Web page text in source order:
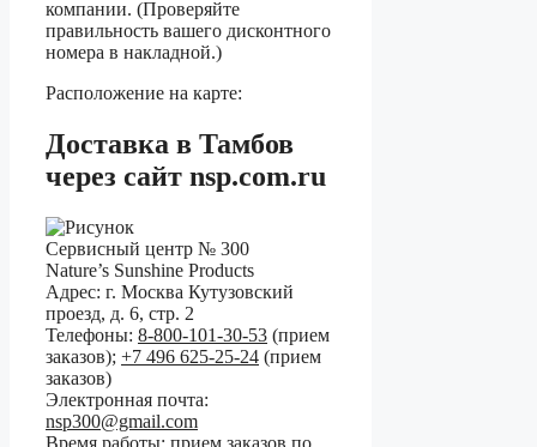
компании. (Проверяйте
правильность вашего дисконтного
номера в накладной.)
Расположение на карте:
Доставка в Тамбов
через сайт nsp.com.ru
Сервисный центр № 300
Nature’s Sunshine Products
Адрес: г. Москва Кутузовский
проезд, д. 6, стр. 2
Телефоны: 8-800-101-30-53 (прием
заказов); +7 496 625-25-24 (прием
заказов)
Электронная почта:
nsp300@gmail.com
Время работы: прием заказов по